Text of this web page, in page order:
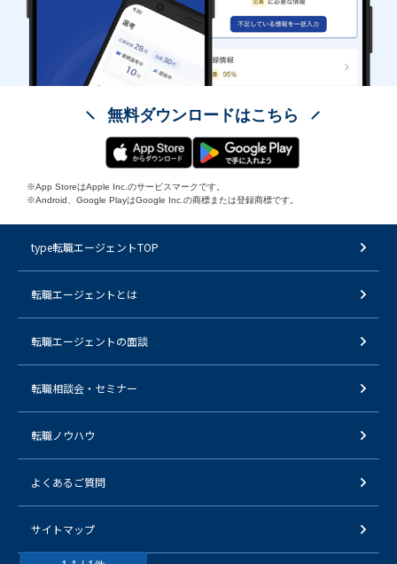
無料ダウンロードはこちら
※App StoreはApple Inc.のサービスマークです。
※Android、Google PlayはGoogle Inc.の商標または登録商標です。
type転職エージェントTOP
転職エージェントとは
転職エージェントの面談
転職相談会・セミナー
転職ノウハウ
よくあるご質問
サイトマップ